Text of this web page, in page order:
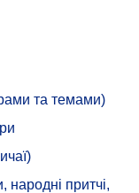
та темами)
народні притчі,